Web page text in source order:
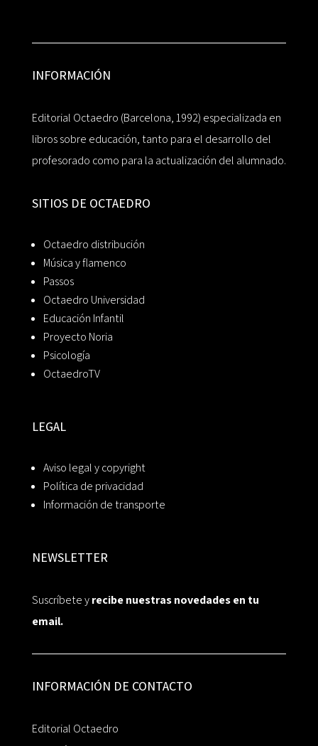
INFORMACIÓN
Editorial Octaedro (Barcelona, 1992) especializada en
libros sobre educación, tanto para el desarrollo del
profesorado como para la actualización del alumnado.
SITIOS DE OCTAEDRO
Octaedro distribución
Música y flamenco
Passos
Octaedro Universidad
Educación Infantil
Proyecto Noria
Psicología
OctaedroTV
LEGAL
Aviso legal y copyright
Política de privacidad
Información de transporte
NEWSLETTER
Suscríbete yrecibe nuestras novedades en tu
email.
INFORMACIÓN DE CONTACTO
Editorial Octaedro